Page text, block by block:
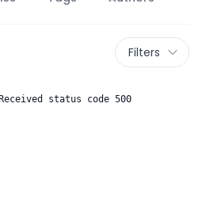
Filters
status code 500